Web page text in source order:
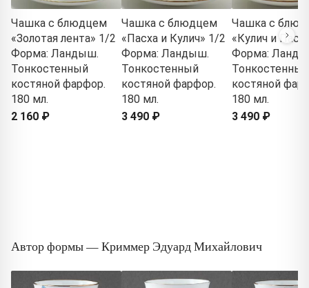
Чашка с блюдцем
«Золотая лента» 1/2
Форма: Ландыш.
Тонкостенный
костяной фарфор.
180 мл.
2 160 ₽
Чашка с блюдцем
«Пасха и Кулич» 1/2
Форма: Ландыш.
Тонкостенный
костяной фарфор.
180 мл.
3 490 ₽
Чашка с
«Кулич и
Форма:
Тонкостенный
костяной
180 мл.
3 490 ₽
Автор формы — Криммер Эдуард Михайлович